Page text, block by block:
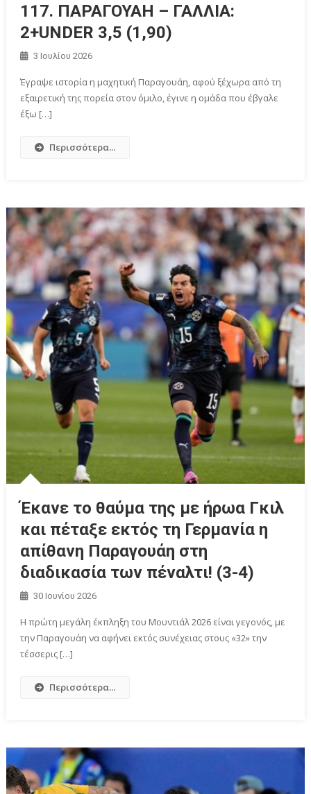
117. ΠΑΡΑΓΟΥΑΗ – ΓΑΛΛΙΑ:
2+UNDER 3,5 (1,90)
3 Ιουλίου 2026
Έγραψε ιστορία η μαχητική Παραγουάη, αφού ξέχωρα από τη
εξαιρετική της πορεία στον όμιλο, έγινε η ομάδα που έβγαλε
έξω […]
Περισσότερα...
Έκανε το θαύμα της με ήρωα Γκιλ
και πέταξε εκτός τη Γερμανία η
απίθανη Παραγουάη στη
διαδικασία των πέναλτι! (3-4)
30 Ιουνίου 2026
H πρώτη μεγάλη έκπληξη του Μουντιάλ 2026 είναι γεγονός, με
την Παραγουάη να αφήνει εκτός συνέχειας στους «32» την
τέσσερις […]
Περισσότερα...